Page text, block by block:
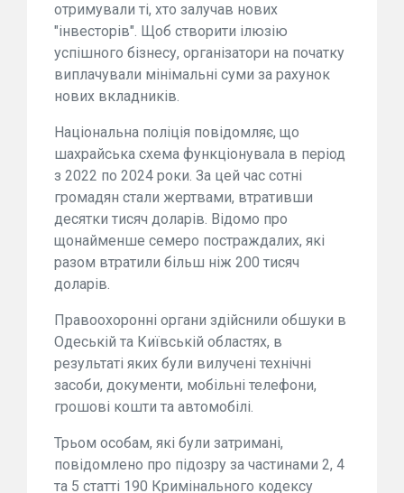
отримували ті, хто залучав нових
"інвесторів". Щоб створити ілюзію
успішного бізнесу, організатори на початку
виплачували мінімальні суми за рахунок
нових вкладників.
Національна поліція повідомляє, що
шахрайська схема функціонувала в період
з 2022 по 2024 роки. За цей час сотні
громадян стали жертвами, втративши
десятки тисяч доларів. Відомо про
щонайменше семеро постраждалих, які
разом втратили більш ніж 200 тисяч
доларів.
Правоохоронні органи здійснили обшуки в
Одеській та Київській областях, в
результаті яких були вилучені технічні
засоби, документи, мобільні телефони,
грошові кошти та автомобілі.
Трьом особам, які були затримані,
повідомлено про підозру за частинами 2, 4
та 5 статті 190 Кримінального кодексу